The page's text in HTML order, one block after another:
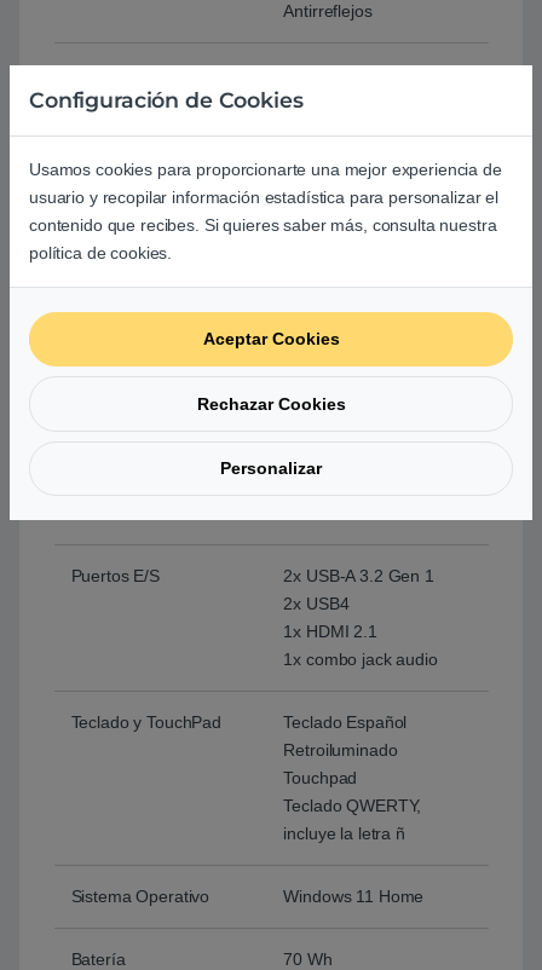
Antirreflejos
Micrófono incorporado
Red y Comunicación
Wi-Fi 6E
Bluetooth 5.3
Antena 2×2
WebCam
Cámara Full HD
Cámara IR
Tapa de privacidad
Windows Hello
TPM
Puertos E/S
2x USB-A 3.2 Gen 1
2x USB4
1x HDMI 2.1
1x combo jack audio
Teclado y TouchPad
Teclado Español
Retroiluminado
Touchpad
Teclado QWERTY,
incluye la letra ñ
Sistema Operativo Windows 11 Home
Batería
70 Wh
Configuración de Cookies
Usamos cookies para proporcionarte una mejor experiencia de
usuario y recopilar información estadística para personalizar el
contenido que recibes. Si quieres saber más, consulta nuestra
política de cookies.
Aceptar Cookies
Rechazar Cookies
Personalizar